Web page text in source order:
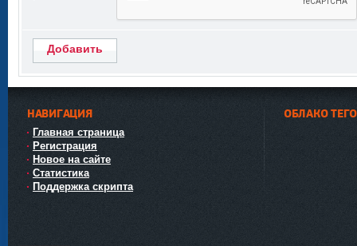
Добавить
НАВИГАЦИЯ
Главная страница
Регистрация
Новое на сайте
Статистика
Поддержка скрипта
ОБЛАКО